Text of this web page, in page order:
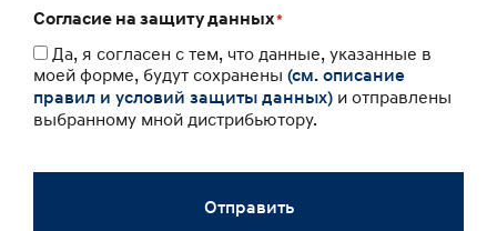
Согласие на защиту данных*
Да, я согласен с тем, что данные, указанные в
моей форме, будут сохранены (см. описание
правил и условий защиты данных) и отправлены
выбранному мной дистрибьютору.
Отправить